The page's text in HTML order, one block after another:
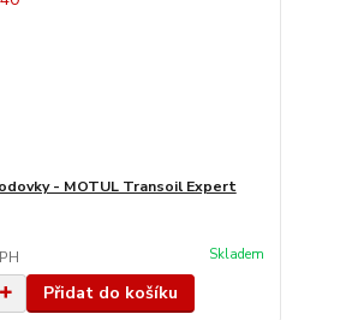
- MOTUL Transoil Expert
Skladem
Přidat do košíku